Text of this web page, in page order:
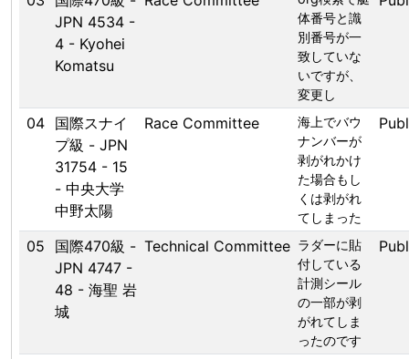
JPN 4534 -
4 - Kyohei
Komatsu
体番号と識
別番号が一
致していな
いですが、
変更し
04
国際スナイ
プ級 - JPN
31754 - 15
- 中央大学
中野太陽
Race Committee
海上でバウ
ナンバーが
剥がれかけ
た場合もし
くは剥がれ
てしまった
05
国際470級 -
JPN 4747 -
48 - 海聖 岩
城
Technical Committee ラダーに貼
付している
計測シール
の一部が剥
がれてしま
ったのです